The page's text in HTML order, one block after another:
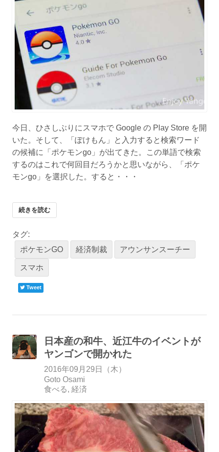
今日、ひさしぶりにスマホで Google の Play Store を開
いた。そして、「ぽけもん」と入力すると検索ワード
の候補に「ポケモンgo」が出てきた。この単語で検索
するのはこれで何回目だろうかと思いながら、「ポケ
モンgo」を選択した。すると・・・
続きを読む
タグ:
ポケモンGO
経済制裁 アウンサンスーチー
スマホ
Tweet
日本産の和牛、近江牛のイベントが
ヤンゴンで開かれた
2016年09月29日（木）
Goto Osami
食べる 経済